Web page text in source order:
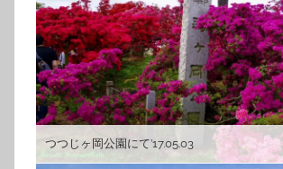
つつじヶ岡公園にて’17.05.03